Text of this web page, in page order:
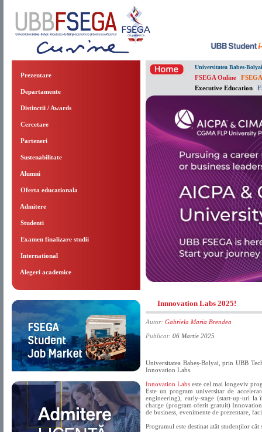
Prezentare
Departamente
Distinctii / Awards
Cercetare
Parteneri
Sustenabilitate
Alumni
Oferta educationala
Admitere
Studenti
Examen finalizare studii
International
Alegeri academice
Universitatea Babes-Bolyai
FSEGA Online
Executive Education
Innnovation Labs 2025!
Autor: Gabriela Maria Brendea
Publicat: 06 Martie 2025
Universitatea Babeș-Bolyai, prin UBB
Innovation Labs.
Innovation Labs este cel mai longeviv
Este un program universitar de
engineering), early-stage (start-up-uri
charge (program oferit gratuit)
de business, evenimente de prezentare,
Programul este destinat atât studenților